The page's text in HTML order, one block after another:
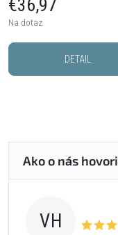
€36,97
Na dotaz
DETAIL
VH